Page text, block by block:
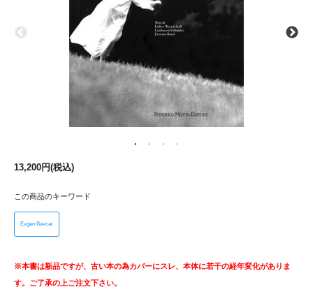
13,200円(税込)
この商品のキーワード
Evgen Bavcar
※本書は新品ですが、古い本の為カバーにスレ、本体に若干の経年変化がありま
す。ご了承の上ご注文下さい。